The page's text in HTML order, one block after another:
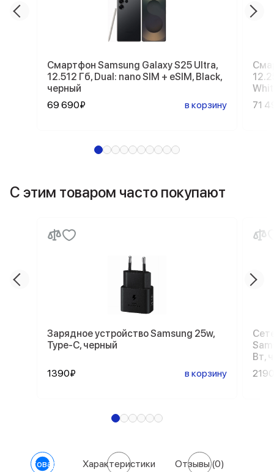
Смартфон Samsung Galaxy S25 Ultra,
12.512 Гб, Dual: nano SIM + eSIM, Black,
черный
69 690₽
в корзину
71
С этим товаром часто покупают
Зарядное устройство Samsung 25w,
Type-C, черный
1390₽ в корзину
Вт,
О товаре Характеристики Отзывы(0)